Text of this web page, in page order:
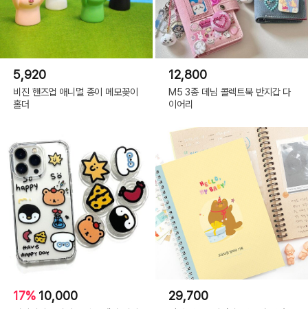
5,920
비진 핸즈업 애니멀 종이 메모꽂이
홀더
12,800
M5 3종 데님 콜렉트북 반지갑 다
이어리
17% 10,000 29,700